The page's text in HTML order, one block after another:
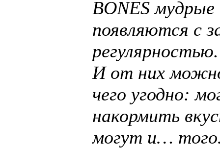
BONES
появляются с
регулярностью.
И от них
чего угодно:
накормить
могут и…